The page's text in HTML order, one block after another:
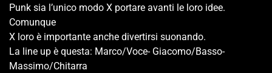
Punk sia l’unico modo X portare avanti le loro idee.
Comunque
X loro è importante anche divertirsi suonando.
La line up è questa: Marco/Voce- Giacomo/Basso-
Massimo/Chitarra